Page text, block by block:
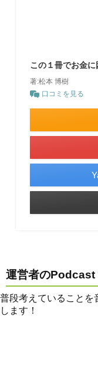
この１冊でお金
著:松本 博樹
口コミを見る
運営者のPodcast
普段考えていることを
します！